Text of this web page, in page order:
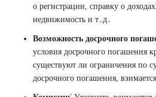
о регистрации, справку о
недвижимость и т․д․
Возможность досрочного
условия досрочного погашения
существуют ли ограничения по
досрочного погашения,